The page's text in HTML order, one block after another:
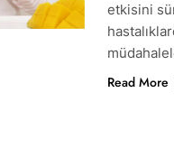
etkisini
Read More